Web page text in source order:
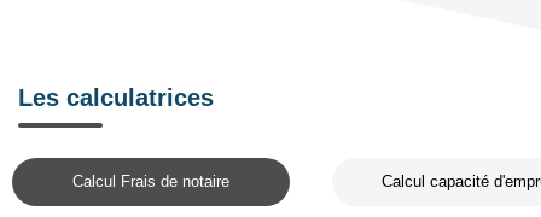
Les calculatrices
Calcul Frais de notaire Calcul capacité